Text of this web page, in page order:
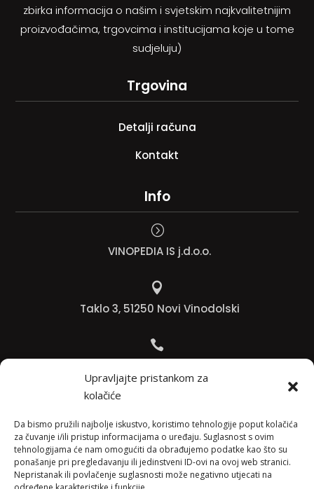
Upravljajte pristankom za
kolačiće
Da bismo pružili najbolje iskustvo, koristimo tehnologije poput kolačića
za čuvanje i/ili pristup informacijama o uređaju. Suglasnost s ovim
tehnologijama će nam omogućiti da obrađujemo podatke kao što su
ponašanje pri pregledavanju ili jedinstveni ID-ovi na ovoj web stranici.
Nepristanak ili povlačenje suglasnosti može negativno utjecati na
zbirka informacija o našim i svjetskim najkvalitetnijim
proizvođačima, trgovcima i institucijama koje u tome
sudjeluju)
Trgovina
Detalji računa
Kontakt
Info
=
VINOPEDIA IS j.d.o.o.

Taklo 3, 51250 Novi Vinodolski

Jadranko +385 91 501 4218

info@vinopedia.hr